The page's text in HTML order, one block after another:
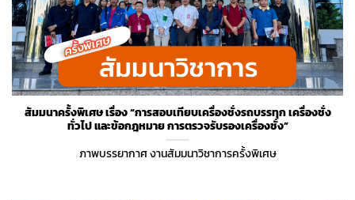
สัมมนาครั้งพิเศษ เรื่อง “การสอบเทียบเครื่องชั่งรถบรรทุก เครื่องชั่ง
ทั่วไป และข้อกฎหมาย การตรวจรับรองเครื่องชั่ง”
ภาพบรรยากาศ งานสัมมนาวิชาการครั้งพิเศษ